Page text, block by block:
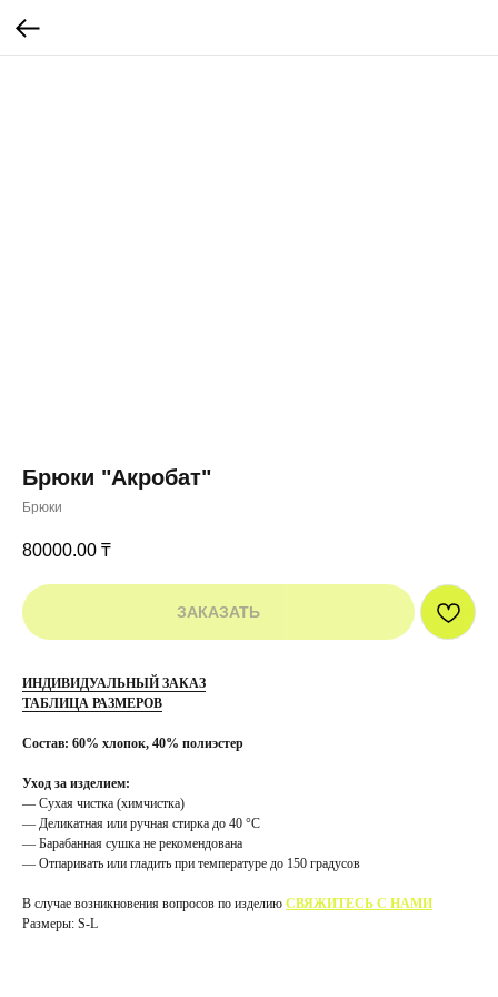
Брюки "Акробат"
Брюки
80000.00 ₸
ЗАКАЗАТЬ
ИНДИВИДУАЛЬНЫЙ ЗАКАЗ
ТАБЛИЦА РАЗМЕРОВ
Состав: 60% хлопок, 40% полиэстер
Уход за изделием:
— Сухая чистка (химчистка)
— Деликатная или ручная стирка до 40 °C
— Барабанная сушка не рекомендована
— Отпаривать или гладить при температуре до 150 градусов
В случае возникновения вопросов по изделию СВЯЖИТЕСЬ С НАМИ
Размеры: S-L